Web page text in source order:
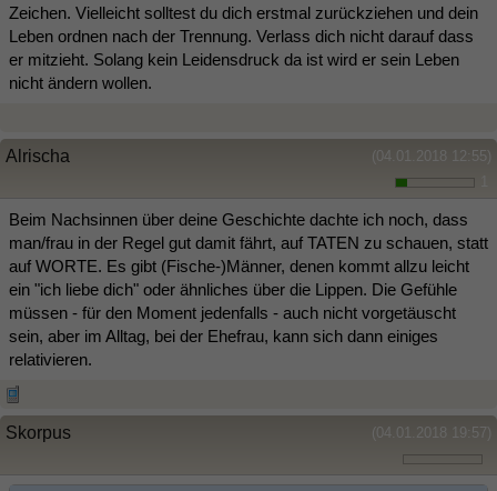
Zeichen. Vielleicht solltest du dich erstmal zurückziehen und dein
Leben ordnen nach der Trennung. Verlass dich nicht darauf dass
er mitzieht. Solang kein Leidensdruck da ist wird er sein Leben
nicht ändern wollen.
(04.01.2018 12:55)
Alrischa
Beim Nachsinnen über deine Geschichte dachte ich noch, dass
man/frau in der Regel gut damit fährt, auf TATEN zu schauen, statt
auf WORTE. Es gibt (Fische-)Männer, denen kommt allzu leicht
ein "ich liebe dich" oder ähnliches über die Lippen. Die Gefühle
müssen - für den Moment jedenfalls - auch nicht vorgetäuscht
sein, aber im Alltag, bei der Ehefrau, kann sich dann einiges
relativieren.
(04.01.2018 19:57)
Skorpus